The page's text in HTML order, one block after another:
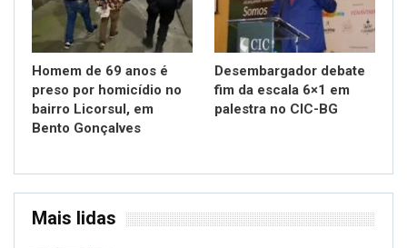
Homem de 69 anos é
preso por homicídio no
bairro Licorsul, em
Bento Gonçalves
Desembargador debate
fim da escala 6×1 em
palestra no CIC-BG
Mais lidas